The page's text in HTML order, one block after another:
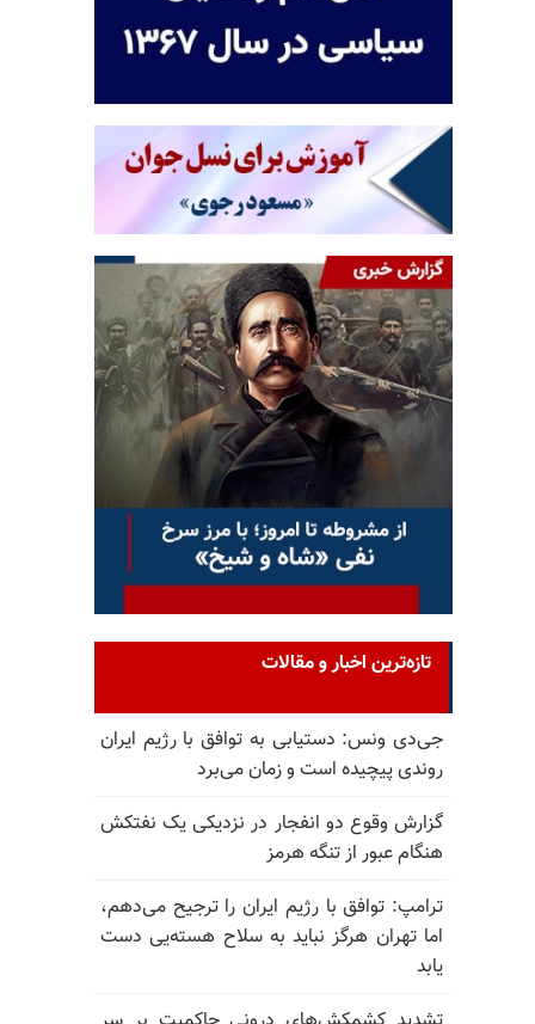
تازه‌ترین اخبار و مقالات
جی‌دی ونس: دستیابی به توافق با رژیم ایران
روندی پیچیده است و زمان می‌برد
گزارش وقوع دو انفجار در نزدیکی یک نفتکش
هنگام عبور از تنگه هرمز
ترامپ: توافق با رژیم ایران را ترجیح می‌دهم،
اما تهران هرگز نباید به سلاح هسته‌یی دست
یابد